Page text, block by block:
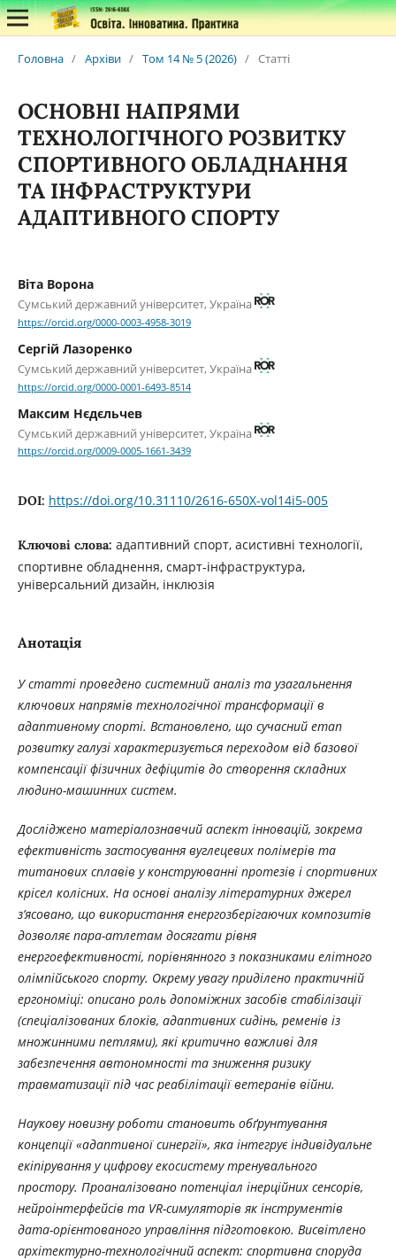
Головна / Архіви / Том 14 № 5 (2026) / Статті
ОСНОВНІ НАПРЯМИ
ТЕХНОЛОГІЧНОГО РОЗВИТКУ
СПОРТИВНОГО ОБЛАДНАННЯ
ТА ІНФРАСТРУКТУРИ
АДАПТИВНОГО СПОРТУ
Віта Ворона
Сумський державний університет, Україна
https://orcid.org/0000-0003-4958-3019
Сергій Лазоренко
Сумський державний університет, Україна
https://orcid.org/0000-0001-6493-8514
Максим Нєдєльчев
Сумський державний університет, Україна
https://orcid.org/0009-0005-1661-3439
DOI: https://doi.org/10.31110/2616-650X-vol14i5-005
Ключові слова: адаптивний спорт, асистивні технології,
спортивне обладнення, смарт-інфраструктура,
універсальний дизайн, інклюзія
Анотація
У статті проведено системний аналіз та узагальнення
ключових напрямів технологічної трансформації в
адаптивному спорті. Встановлено, що сучасний етап
розвитку галузі характеризується переходом від базової
компенсації фізичних дефіцитів до створення складних
людино-машинних систем.
Досліджено матеріалознавчий аспект інновацій, зокрема
ефективність застосування вуглецевих полімерів та
титанових сплавів у конструюванні протезів і спортивних
крісел колісних. На основі аналізу літературних джерел
з’ясовано, що використання енергозберігаючих композитів
дозволяє пара-атлетам досягати рівня
енергоефективності, порівнянного з показниками елітного
олімпійського спорту. Окрему увагу приділено практичній
ергономіці: описано роль допоміжних засобів стабілізації
(спеціалізованих блоків, адаптивних сидінь, ременів із
множинними петлями), які критично важливі для
забезпечення автономності та зниження ризику
травматизації під час реабілітації ветеранів війни.
Наукову новизну роботи становить обґрунтування
концепції «адаптивної синергії», яка інтегрує індивідуальне
екіпірування у цифрову екосистему тренувального
простору. Проаналізовано потенціал інерційних сенсорів,
нейроінтерфейсів та VR-симуляторів як інструментів
дата-орієнтованого управління підготовкою. Висвітлено
архітектурно-технологічний аспект: спортивна споруда